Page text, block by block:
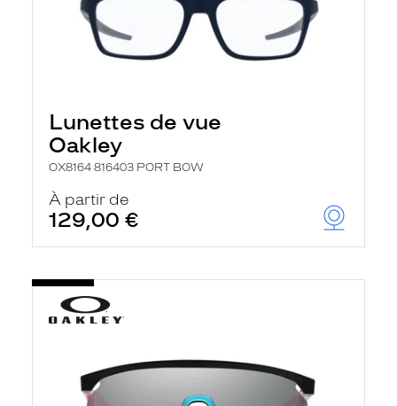
Lunettes de vue
Oakley
OX8164 816403 PORT BOW
À partir de
129,00 €